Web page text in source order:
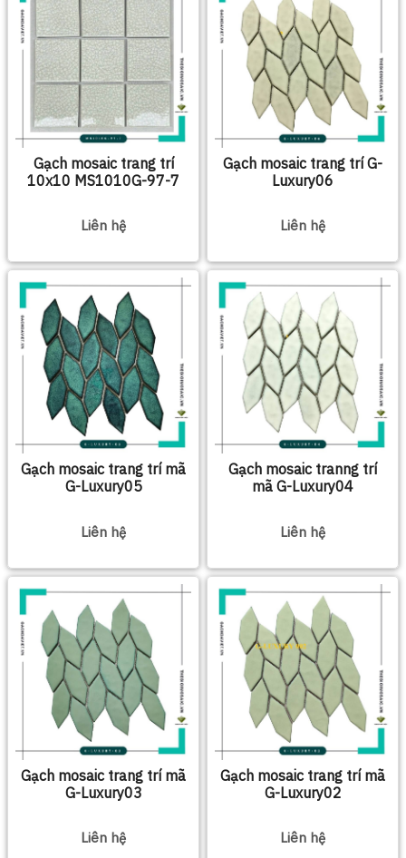
Gạch mosaic trang trí
10x10 MS1010G-97-7
Liên hệ
Gạch mosaic trang trí G-
Luxury06
Liên hệ
Gạch mosaic trang trí mã
G-Luxury05
Liên hệ
Gạch mosaic tranng trí
mã G-Luxury04
Liên hệ
Gạch mosaic trang trí mã
G-Luxury03
Liên hệ
Gạch mosaic trang trí mã
G-Luxury02
Liên hệ